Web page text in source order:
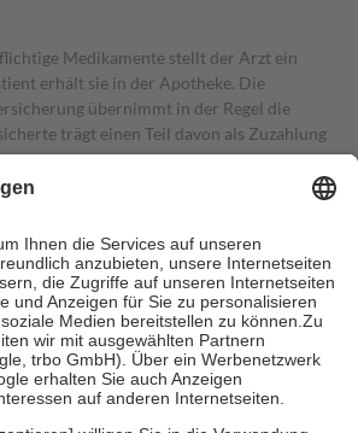
Medikamente stellt der Arzt ein
erhält sie in der Apotheke. Die
übernimmt in der Regel die
trägt einen Teil davon als Zuzahlung
Zuzahlungen in Höhe von zehn
Es sind jedoch nie mehr als die tatsächlichen
entrichten.
auch für Online-Apotheken.
Krankenpflege beträgt die
der Kosten sowie zehn Euro je
Versicherten für ihre eigene Gesundheit zu
Stellung der Familie zu unterstützen,